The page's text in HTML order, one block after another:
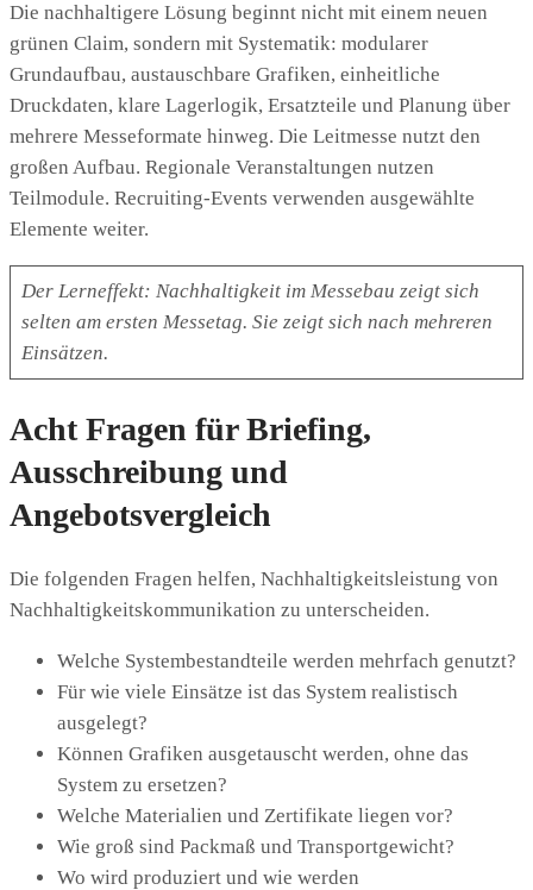
Die nachhaltigere Lösung beginnt nicht mit einem neuen
grünen Claim, sondern mit Systematik: modularer
Grundaufbau, austauschbare Grafiken, einheitliche
Druckdaten, klare Lagerlogik, Ersatzteile und Planung über
mehrere Messeformate hinweg. Die Leitmesse nutzt den
großen Aufbau. Regionale Veranstaltungen nutzen
Teilmodule. Recruiting-Events verwenden ausgewählte
Elemente weiter.
Der Lerneffekt: Nachhaltigkeit im Messebau zeigt sich
selten am ersten Messetag. Sie zeigt sich nach mehreren
Einsätzen.
Acht Fragen für Briefing,
Ausschreibung und
Angebotsvergleich
Die folgenden Fragen helfen, Nachhaltigkeitsleistung von
Nachhaltigkeitskommunikation zu unterscheiden.
Welche Systembestandteile werden mehrfach genutzt?
Für wie viele Einsätze ist das System realistisch
ausgelegt?
Können Grafiken ausgetauscht werden, ohne das
System zu ersetzen?
Welche Materialien und Zertifikate liegen vor?
Wie groß sind Packmaß und Transportgewicht?
Wo wird produziert und wie werden